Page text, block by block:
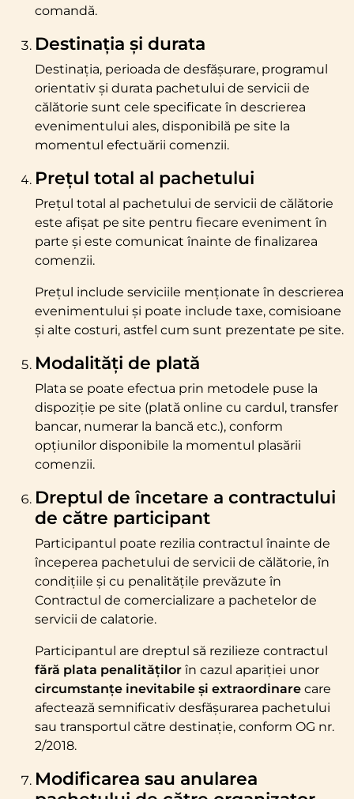
comandă.
Destinația și durata
Destinația, perioada de desfășurare, programul
orientativ și durata pachetului de servicii de
călătorie sunt cele specificate în descrierea
evenimentului ales, disponibilă pe site la
momentul efectuării comenzii.
Prețul total al pachetului
Prețul total al pachetului de servicii de călătorie
este afișat pe site pentru fiecare eveniment în
parte și este comunicat înainte de finalizarea
comenzii.
Prețul include serviciile menționate în descrierea
evenimentului și poate include taxe, comisioane
și alte costuri, astfel cum sunt prezentate pe site.
Modalități de plată
Plata se poate efectua prin metodele puse la
dispoziție pe site (plată online cu cardul, transfer
bancar, numerar la bancă etc.), conform
opțiunilor disponibile la momentul plasării
comenzii.
Dreptul de încetare a contractului
de către participant
Participantul poate rezilia contractul înainte de
începerea pachetului de servicii de călătorie, în
condițiile și cu penalitățile prevăzute în
Contractul de comercializare a pachetelor de
servicii de calatorie.
Participantul are dreptul să rezilieze contractul
fără plata penalităților în cazul apariției unor
circumstanțe inevitabile și extraordinare care
afectează semnificativ desfășurarea pachetului
sau transportul către destinație, conform OG nr.
2/2018.
Modificarea sau anularea